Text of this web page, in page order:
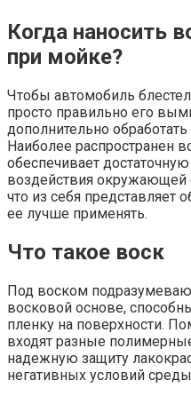
Когда наносить
при мойке?
Чтобы автомобиль
просто правильно его
дополнительно
Наиболее распространен
обеспечивает
воздействия окружающей
что из себя представляет
ее лучше применять.
Что такое воск
Под воском
восковой основе,
пленку на поверхности.
входят разные
надежную защиту
негативных условий